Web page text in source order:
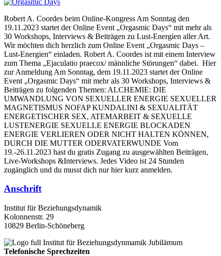
Robert A. Coordes beim Online-Kongress Am Sonntag den
19.11.2023 startet der Online Event „Orgasmic Days“ mit mehr als
30 Workshops, Interviews & Beiträgen zu Lust-Energien aller Art.
Wir möchten dich herzlich zum Online Event „Orgasmic Days –
Lust-Energien“ einladen. Robert A. Coordes ist mit einem Interview
zum Thema „Ejaculatio praecox/ männliche Störungen“ dabei. Hier
zur Anmeldung Am Sonntag, dem 19.11.2023 startet der Online
Event „Orgasmic Days“ mit mehr als 30 Workshops, Interviews &
Beiträgen zu folgenden Themen: ALCHEMIE: DIE
UMWANDLUNG VON SEXUELLER ENERGIE SEXUELLER
MAGNETISMUS NOFAP KUNDALINI & SEXUALITÄT
ENERGETISCHER SEX, ATEMARBEIT & SEXUELLE
LUSTENERGIE SEXUELLE ENERGIE BLOCKADEN
ENERGIE VERLIEREN ODER NICHT HALTEN KÖNNEN,
DURCH DIE MUTTER ODERVATERWUNDE Vom
19.-26.11.2023 hast du gratis Zugang zu ausgewählten Beiträgen,
Live-Workshops &Interviews. Jedes Video ist 24 Stunden
zugänglich und du musst dich nur hier kurz anmelden.
Anschrift
Institut für Beziehungsdynamik
Kolonnenstr. 29
10829 Berlin-Schöneberg
Telefonische Sprechzeiten